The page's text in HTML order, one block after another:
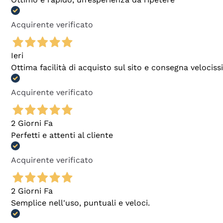
Acquirente verificato
Ieri
Ottima facilità di acquisto sul sito e consegna
Acquirente verificato
2 Giorni Fa
Perfetti e attenti al cliente
Acquirente verificato
2 Giorni Fa
Semplice nell'uso, puntuali e veloci.